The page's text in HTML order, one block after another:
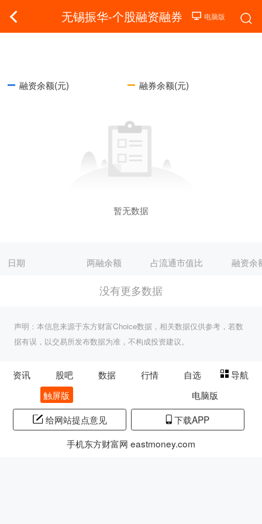
无锡振华-个股融资融券
融资余额(元) 融券余额(元)
暂无数据
日期 两融余额 占流通市值比 融资余
没有更多数据
声明：本信息来源于东方财富Choice数据，相关数据仅供参考，若数
据有误，以交易所发布数据为准，不构成投资建议。
资讯 股吧 数据 行情 自选
导航
触屏版
电脑版
给网站提点意见
下载APP
手机东方财富网 eastmoney.com